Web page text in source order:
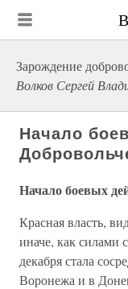
Зарождение
Волков Сергей
Начало
Начало боевых
Красная власть,
иначе, как силами
декабря стала
Воронежа и в